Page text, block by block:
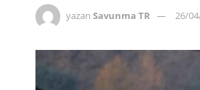
yazan Savunma TR 26/